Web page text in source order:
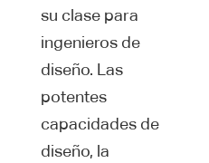
su clase para
ingenieros de
diseño. Las
potentes
capacidades de
diseño, la